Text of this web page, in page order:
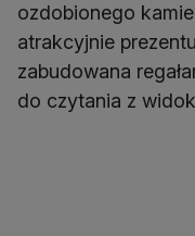
ozdobionego
atrakcyjnie
zabudowana
do czytania z